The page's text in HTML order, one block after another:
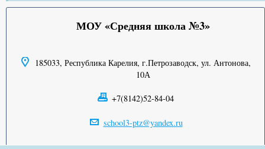
МОУ «Средняя школа №3»
185033, Республика Карелия, г.Петрозаводск, ул. Антонова,
10А
+7(8142)52-84-04
school3-ptz@yandex.ru